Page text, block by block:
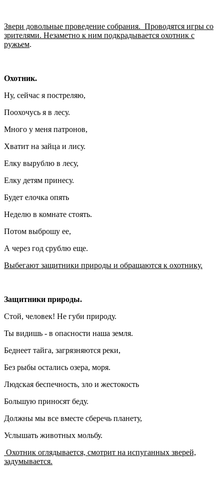
Звери довольные проведение собрания. Проводятся игры со
зрителями. Незаметно к ним подкрадывается охотник с
ружьем.
Охотник.
Ну, сейчас я постреляю,
Поохочусь я в лесу.
Много у меня патронов,
Хватит на зайца и лису.
Елку вырублю в лесу,
Елку детям принесу.
Будет елочка опять
Неделю в комнате стоять.
Потом выброшу ее,
А через год срублю еще.
Выбегают защитники природы и обращаются к охотнику.
Защитники природы.
Стой, человек! Не губи природу.
Ты видишь - в опасности наша земля.
Беднеет тайга, загрязняются реки,
Без рыбы остались озера, моря.
Людская беспечность, зло и жестокость
Большую приносят беду.
Должны мы все вместе сберечь планету,
Услышать животных мольбу.
Охотник оглядывается, смотрит на испуганных зверей,
задумывается.